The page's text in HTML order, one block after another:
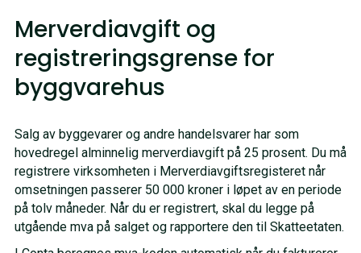
Merverdiavgift og
registreringsgrense for
byggvarehus
Salg av byggevarer og andre handelsvarer har som
hovedregel alminnelig merverdiavgift på 25 prosent. Du må
registrere virksomheten i Merverdiavgiftsregisteret når
omsetningen passerer 50 000 kroner i løpet av en periode
på tolv måneder. Når du er registrert, skal du legge på
utgående mva på salget og rapportere den til Skatteetaten.